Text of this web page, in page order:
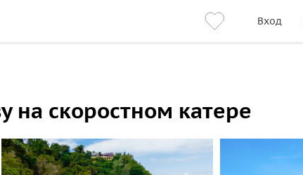
Вход
на скоростном катере